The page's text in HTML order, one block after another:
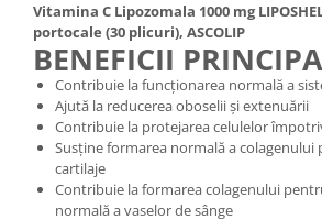
Vitamina C Lipozomala 1000 mg
portocale (30 plicuri), ASCOLIP
BENEFICII
Contribuie la funcționarea normală a
Ajută la reducerea oboselii și extenuării
Contribuie la protejarea celulelor
Susține formarea normală a colagenului
cartilaje
Contribuie la formarea colagenului
normală a vaselor de sânge